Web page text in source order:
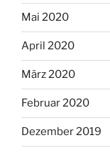
Mai 2020
April 2020
März 2020
Februar 2020
Dezember 2019